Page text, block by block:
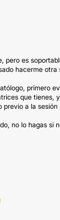
pero es
hacerme otra
primero
que tienes,
a la sesión
no lo hagas si